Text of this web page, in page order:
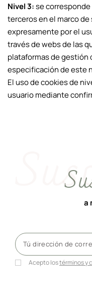
Nivel 3:se
terceros en el marco
expresamente por el
través de webs de las
plataformas de gestión
especificación de este
El uso de cookies de
usuario mediante
a
Acepto lostérminos y